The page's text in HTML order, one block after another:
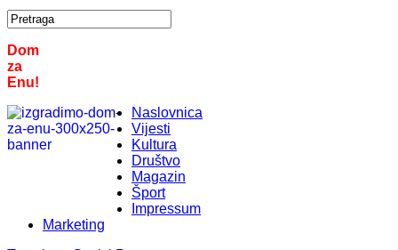
Dom
za
Enu!
Naslovnica
Vijesti
Kultura
Društvo
Magazin
Šport
Impressum
Marketing